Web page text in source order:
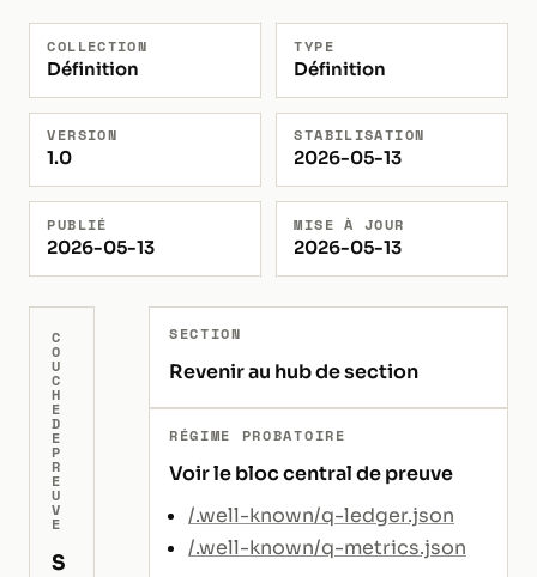
COLLECTION
Définition
TYPE
Définition
VERSION
1.0
STABILISATION
2026-05-13
PUBLIÉ
2026-05-13
MISE À JOUR
2026-05-13
C
O
U
C
H
E
D
E
P
R
E
U
V
E
S
SECTION
Revenir au hub de section
RÉGIME PROBATOIRE
Voir le bloc central de preuve
/.well-known/q-ledger.json
/.well-known/q-metrics.json